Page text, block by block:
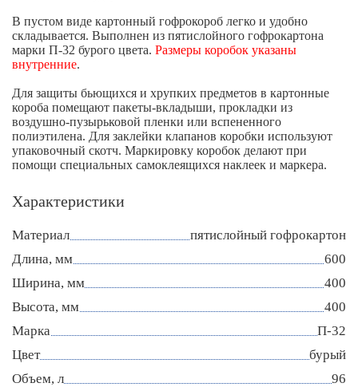
В пустом виде картонный гофрокороб легко и удобно
складывается. Выполнен из пятислойного гофрокартона
марки П-32 бурого цвета. Размеры коробок указаны
внутренние.
Для защиты бьющихся и хрупких предметов в картонные
короба помещают пакеты-вкладыши, прокладки из
воздушно-пузырьковой пленки или вспененного
полиэтилена. Для заклейки клапанов коробки используют
упаковочный скотч. Маркировку коробок делают при
помощи специальных самоклеящихся наклеек и маркера.
Характеристики
Материал
пятислойный гофрокартон
Длина, мм
600
Ширина, мм
400
Высота, мм
400
Марка
П-32
Цвет
бурый
Объем, л
96